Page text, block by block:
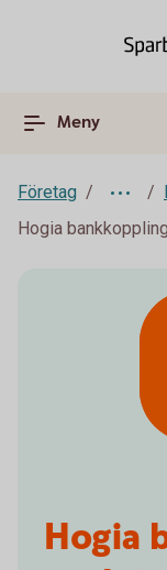
Meny
Företag
Hogia bankkoppling
Hogia